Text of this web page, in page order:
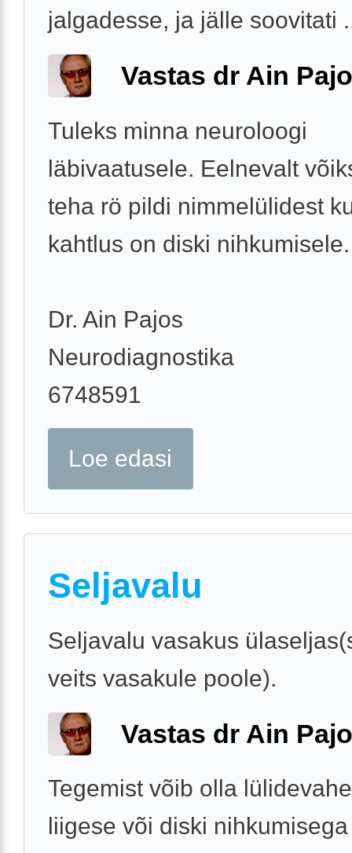
jalgadesse, ja jälle soovitati
Vastas dr Ain
Tuleks minna neuroloogi
läbivaatusele. Eelnevalt
teha rö pildi nimmelülidest
kahtlus on diski nihkumisele.
Dr. Ain Pajos
Neurodiagnostika
6748591
Loe edasi
Seljavalu
Seljavalu vasakus
veits vasakule poole).
Vastas dr Ain
Tegemist võib olla
liigese või diski